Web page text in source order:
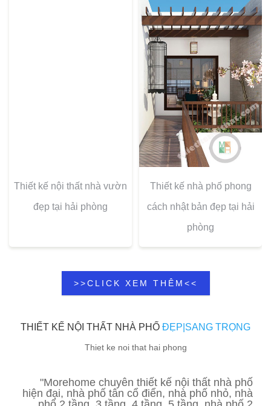
Thiết kế nội thất nhà vườn
đẹp tại hải phòng
Thiết kế nhà phố phong
cách nhật bản đẹp tại hải
phòng
>>CLICK XEM THÊM<<
THIẾT KẾ NỘI THẤT NHÀ PHỐ ĐẸP|SANG TRỌNG
Thiet ke noi that hai phong
"Morehome chuyên thiết kế nội thất nhà phố
hiện đại, nhà phố tân cổ điển, nhà phố nhỏ, nhà